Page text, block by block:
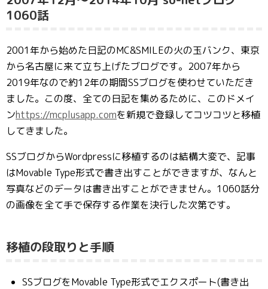
1060話
2001年から始めた日記のMC&SMILEの火の玉バンク、東京
から名古屋に来て立ち上げたブログです。2007年から
2019年なので約12年の期間SSブログを使わせていただき
ました。この度、全ての日記を集めるために、このドメイ
ンhttps://mcplusapp.comを新規で登録してコツコツと移植
してきました。
SSブログからWordpressに移植するのは結構大変で、記事
はMovable Type形式で書き出すことができますが、なんと
写真などのデータは書き出すことができません。1060話分
の画像を全て手で保存する作業を決行した次第です。
移植の段取りと手順
SSブログをMovable Type形式でエクスポート(書き出